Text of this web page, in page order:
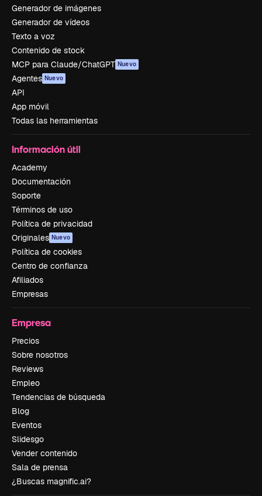
Generador de imágenes
Generador de vídeos
Texto a voz
Contenido de stock
MCP para Claude/ChatGPT Nuevo
Agentes Nuevo
API
App móvil
Todas las herramientas
Información útil
Academy
Documentación
Soporte
Términos de uso
Política de privacidad
Originales Nuevo
Política de cookies
Centro de confianza
Afiliados
Empresas
Empresa
Precios
Sobre nosotros
Reviews
Empleo
Tendencias de búsqueda
Blog
Eventos
Slidesgo
Vender contenido
Sala de prensa
¿Buscas magnific.ai?